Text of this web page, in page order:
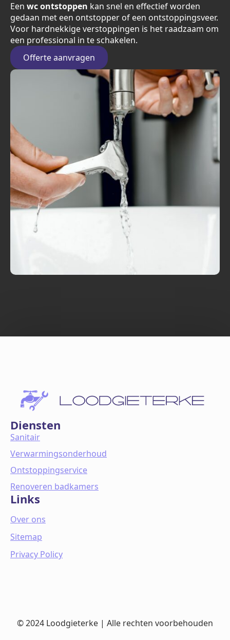
Een wc ontstoppen kan snel en effectief worden
gedaan met een ontstopper of een ontstoppingsveer.
Voor hardnekkige verstoppingen is het raadzaam om
een professional in te schakelen.
Offerte aanvragen
Diensten
Sanitair
Verwarmingsonderhoud
Ontstoppingservice
Renoveren badkamers
Links
Over ons
Sitemap
Privacy Policy
© 2024 Loodgieterke | Alle rechten voorbehouden